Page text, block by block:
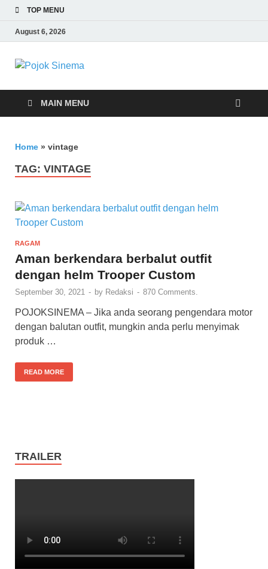
TOP MENU
August 6, 2026
Pojok Sinema
MAIN MENU
Home » vintage
TAG: VINTAGE
RAGAM
Aman berkendara berbalut outfit
dengan helm Trooper Custom
September 30, 2021 - by Redaksi - 870 Comments.
POJOKSINEMA – Jika anda seorang pengendara motor
dengan balutan outfit, mungkin anda perlu menyimak
produk …
READ MORE
TRAILER